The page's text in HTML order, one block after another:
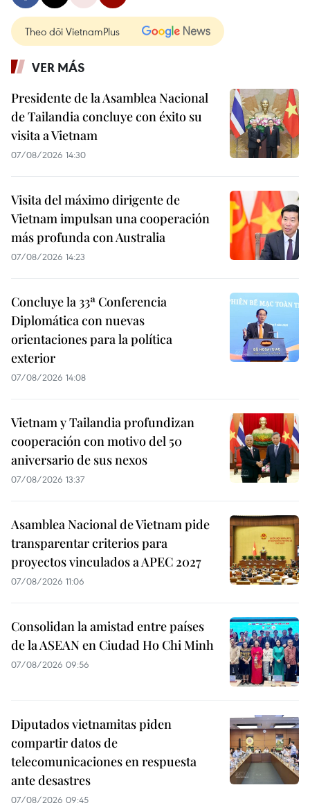
Theo dõi VietnamPlus
VER MÁS
Presidente de la Asamblea Nacional
de Tailandia concluye con éxito su
visita a Vietnam
07/08/2026 14:30
Visita del máximo dirigente de
Vietnam impulsan una cooperación
más profunda con Australia
07/08/2026 14:23
Concluye la 33ª Conferencia
Diplomática con nuevas
orientaciones para la política
exterior
07/08/2026 14:08
Vietnam y Tailandia profundizan
cooperación con motivo del 50
aniversario de sus nexos
07/08/2026 13:37
Asamblea Nacional de Vietnam pide
transparentar criterios para
proyectos vinculados a APEC 2027
07/08/2026 11:06
Consolidan la amistad entre países
de la ASEAN en Ciudad Ho Chi Minh
07/08/2026 09:56
Diputados vietnamitas piden
compartir datos de
telecomunicaciones en respuesta
ante desastres
07/08/2026 09:45